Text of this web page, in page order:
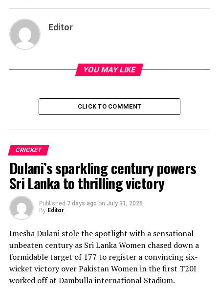
Editor
YOU MAY LIKE
CLICK TO COMMENT
CRICKET
Dulani’s sparkling century powers
Sri Lanka to thrilling victory
Published 7 days ago on July 31, 2026
By Editor
Imesha Dulani stole the spotlight with a sensational
unbeaten century as Sri Lanka Women chased down a
formidable target of 177 to register a convincing six-
wicket victory over Pakistan Women in the first T20I
worked off at Dambulla international Stadium.